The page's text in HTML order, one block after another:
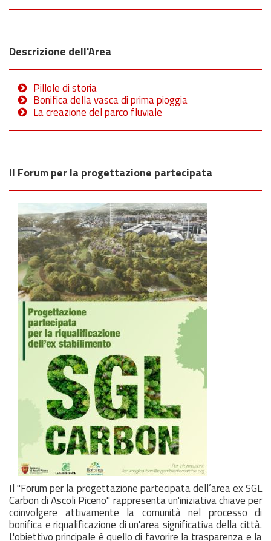
Descrizione dell'Area
Pillole di storia
Bonifica della vasca di prima pioggia
La creazione del parco fluviale
Il Forum per la progettazione partecipata
Il "Forum per la progettazione partecipata dell’area ex SGL
Carbon di Ascoli Piceno" rappresenta un'iniziativa chiave per
coinvolgere attivamente la comunità nel processo di
bonifica e riqualificazione di un'area significativa della città.
L'obiettivo principale è quello di favorire la trasparenza e la